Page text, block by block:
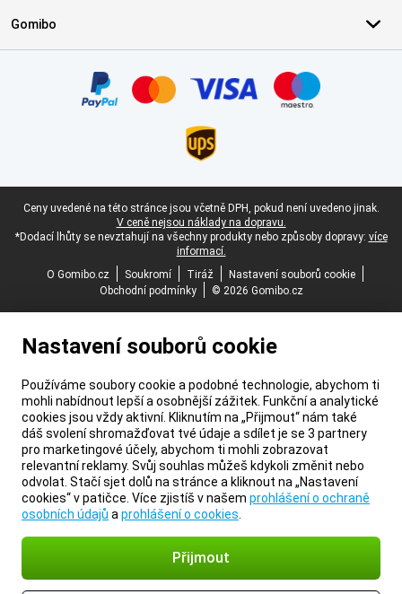
Gomibo
Právní zápatí
Ceny uvedené na této stránce jsou včetně DPH, pokud není uvedeno jinak.
V ceně nejsou náklady na dopravu.
*Dodací lhůty se nevztahují na všechny produkty nebo způsoby dopravy: více
informací.
O Gomibo.cz
Soukromí Tiráž
Nastavení souborů cookie
Obchodní podmínky
© 2026 Gomibo.cz
Nastavení souborů cookie
Používáme soubory cookie a podobné technologie, abychom ti
mohli nabídnout lepší a osobnější zážitek. Funkční a analytické
cookies jsou vždy aktivní. Kliknutím na „Přijmout“ nám také
dáš svolení shromažďovat tvé údaje a sdílet je se 3 partnery
pro marketingové účely, abychom ti mohli zobrazovat
relevantní reklamy. Svůj souhlas můžeš kdykoli změnit nebo
odvolat. Stačí sjet dolů na stránce a kliknout na „Nastavení
cookies“ v patičce. Více zjistíš v našem prohlášení o ochraně
osobních údajů a prohlášení o cookies
Přijmout